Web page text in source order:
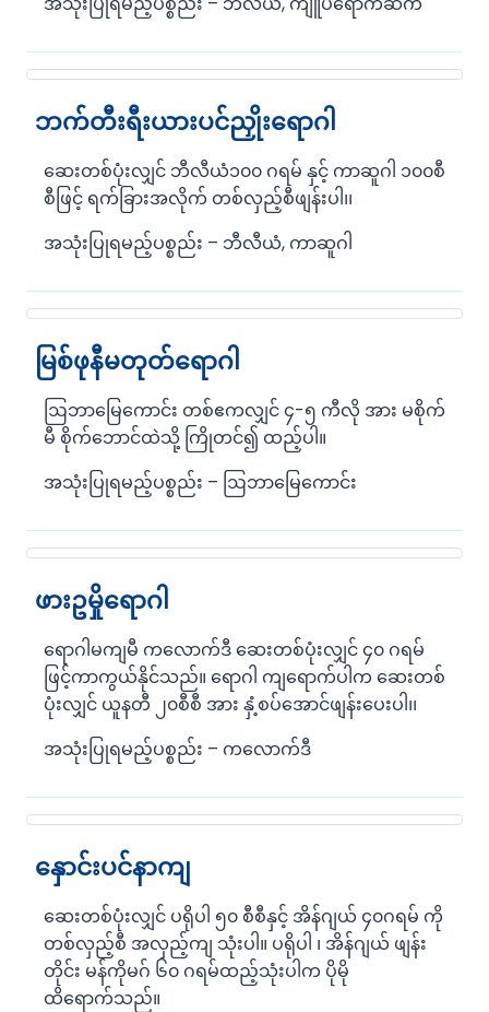
ဘက်တီးရီးယားပင်ညှိုးရောဂါ
ဆေးတစ်ပုံးလျှင် ဘီလီယံ၁၀၀ ဂရမ် နှင့် ကာဆူဂါ ၁၀၀စီ
စီဖြင့် ရက်ခြားအလိုက် တစ်လှည့်စီဖျန်းပါ၊၊
အသုံးပြုရမည့်ပစ္စည်း – ဘီလီယံ, ကာဆူဂါ
မြစ်ဖုနီမတုတ်ရောဂါ
ဩဘာမြေကောင်း တစ်ဧကလျှင် ၄-၅ ကီလို အား မစိုက်
မီ စိုက်ဘောင်ထဲသို့ ကြိုတင်၍ ထည့်ပါ။
အသုံးပြုရမည့်ပစ္စည်း – ဩဘာမြေကောင်း
ဖားဥမှိုရောဂါ
ရောဂါမကျမီ ကလောက်ဒီ ဆေးတစ်ပုံးလျှင် ၄၀ ဂရမ်
ဖြင့်ကာကွယ်နိုင်သည်။ ရောဂါ ကျရောက်ပါက ဆေးတစ်
ပုံးလျှင် ယူနတီ ၂၀စီစီ အား နှံ့စပ်အောင်ဖျန်းပေးပါ၊၊
အသုံးပြုရမည့်ပစ္စည်း – ကလောက်ဒီ
နှောင်းပင်နာကျ
ဆေးတစ်ပုံးလျှင် ပရိုပါ ၅၀ စီစီနှင့် အိန်ဂျယ် ၄၀ဂရမ် ကို
တစ်လှည့်စီ အလှည့်ကျ သုံးပါ။ ပရိုပါ ၊ အိန်ဂျယ် ဖျန်း
တိုင်း မန်ကိုမဂ် ၆၀ ဂရမ်ထည့်သုံးပါက ပိုမို
ထိရောက်သည်။